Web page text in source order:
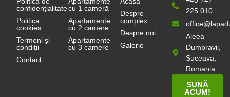
confidențialitate
Politica
cookies
Termeni și
condiții
Contact
cu 1 cameră
Apartamente
cu 2 camere
Apartamente
cu 3 camere
Despre
complex
Despre noi
Galerie
225 010
Aleea
Dumbravii,
Suceava,
Romania
SUNĂ
ACUM!